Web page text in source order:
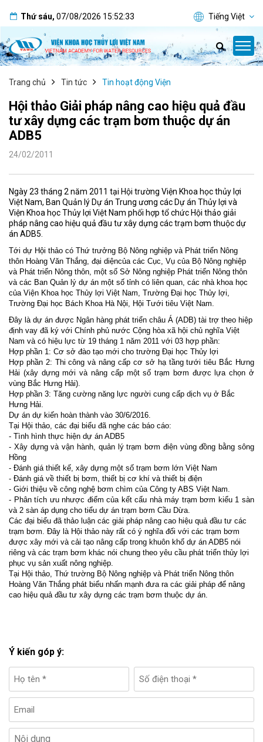
Thứ sáu, 07/08/2026 15:52:34 Tiếng Việt
Trang chủ Tin tức Tin hoạt động Viện
Hội thảo Giải pháp nâng cao hiệu quả đầu
tư xây dựng các trạm bơm thuộc dự án
ADB5
24/02/2011
Ngày 23 tháng 2 năm 2011 tại Hội trường Viện Khoa học thủy lợi
Việt Nam, Ban Quản lý Dự án Trung ương các Dự án Thủy lợi và
Viện Khoa học Thủy lợi Việt Nam phối hợp tổ chức Hội thảo giải
pháp nâng cao hiệu quả đầu tư xây dựng các trạm bơm thuộc dự
án ADB5.
Tới dự Hội thảo có Thứ trưởng Bộ Nông nghiệp và Phát triển Nông
thôn Hoàng Văn Thắng, đại diệncủa các Cục, Vụ của Bộ Nông nghiệp
và Phát triển Nông thôn, một số Sở Nông nghiệp Phát triển Nông thôn
và các Ban Quản lý dự án một số tỉnh có liên quan, các nhà khoa học
của Viện Khoa học Thủy lợi Việt Nam, Trường Đại học Thủy lợi,
Trường Đại học Bách Khoa Hà Nội, Hội Tưới tiêu Việt Nam.
Đây là dự án được Ngân hàng phát triển châu Á (ADB) tài trợ theo hiệp
định vay đã ký với Chính phủ nước Cộng hòa xã hội chủ nghĩa Việt
Nam và có hiệu lực từ 19 tháng 1 năm 2011 với 03 hợp phần:
Hợp phần 1: Cơ sở đào tạo mới cho trường Đại học Thủy lợi
Hợp phần 2: Thi công và nâng cấp cơ sở hạ tầng tưới tiêu Bắc Hưng
Hải (xây dựng mới và nâng cấp một số trạm bơm được lựa chọn ở
vùng Bắc Hưng Hải).
Hợp phần 3: Tăng cường năng lực người cung cấp dịch vụ ở Bắc
Hưng Hải.
Dự án dự kiến hoàn thành vào 30/6/2016.
Tại Hội thảo, các đại biểu đã nghe các báo cáo:
- Tình hình thực hiện dự án ADB5
- Xây dựng và vận hành, quản lý trạm bơm điện vùng đồng bằng sông
Hồng
- Đánh giá thiết kế, xây dựng một số trạm bơm lớn Việt Nam
- Đánh giá về thiết bị bơm, thiết bị cơ khí và thiết bị điện
- Giới thiệu về công nghệ bơm chìm của Công ty ABS Việt Nam.
- Phân tích ưu nhược điểm của kết cấu nhà máy trạm bơm kiểu 1 sàn
và 2 sàn áp dụng cho tiểu dự án trạm bơm Cầu Dừa.
Các đại biểu đã thảo luận các giải pháp nâng cao hiệu quả đầu tư các
trạm bơm. Đây là Hội thảo này rất có ý nghĩa đối với các trạm bơm
được xây mới và cải tạo nâng cấp trong khuôn khổ dự án ADB5 nói
riêng và các trạm bơm khác nói chung theo yêu cầu phát triển thủy lợi
phục vụ sản xuất nông nghiệp.
Tại Hội thảo, Thứ trường Bộ Nông nghiệp và Phát triển Nông thôn
Hoàng Văn Thắng phát biểu nhấn mạnh đưa ra các giải pháp để nâng
cao hiệu quả đầu tư xây dựng các trạm bơm thuộc dự án.
Ý kiến góp ý: